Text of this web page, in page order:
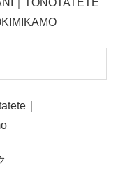
｜TONOTATETE
｜